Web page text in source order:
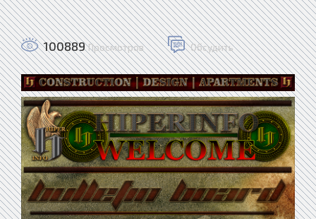
100889 Просмотров Обсудить